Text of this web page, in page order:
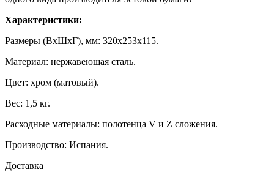
Характеристики:
Размеры (ВхШхГ), мм: 320х253х115.
Материал: нержавеющая сталь.
Цвет: хром (матовый).
Вес: 1,5 кг.
Расходные материалы: полотенца V и Z сложения.
Производство: Испания.
Доставка